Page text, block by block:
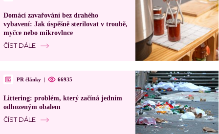
Domácí zavařování bez drahého
vybavení: Jak úspěšně sterilovat v troubě,
myčce nebo mikrovlnce
ČÍST DÁLE
PR články | 66935
Littering: problém, který začíná jedním
odhozeným obalem
ČÍST DÁLE